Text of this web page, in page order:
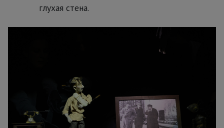
глухая стена.